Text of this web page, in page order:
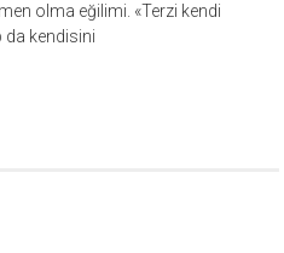
olma eğilimi. «Terzi kendi
da kendisini